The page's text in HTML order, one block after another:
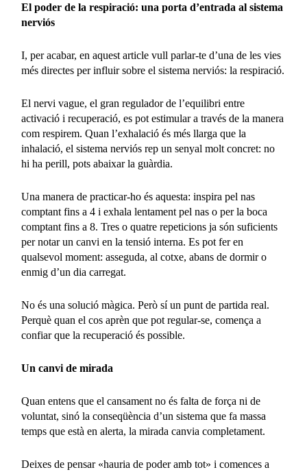
El poder de la respiració: una porta d’entrada al sistema
nerviós
I, per acabar, en aquest article vull parlar-te d’una de les vies
més directes per influir sobre el sistema nerviós: la respiració.
El nervi vague, el gran regulador de l’equilibri entre
activació i recuperació, es pot estimular a través de la manera
com respirem. Quan l’exhalació és més llarga que la
inhalació, el sistema nerviós rep un senyal molt concret: no
hi ha perill, pots abaixar la guàrdia.
Una manera de practicar-ho és aquesta: inspira pel nas
comptant fins a 4 i exhala lentament pel nas o per la boca
comptant fins a 8. Tres o quatre repeticions ja són suficients
per notar un canvi en la tensió interna. Es pot fer en
qualsevol moment: asseguda, al cotxe, abans de dormir o
enmig d’un dia carregat.
No és una solució màgica. Però sí un punt de partida real.
Perquè quan el cos aprèn que pot regular-se, comença a
confiar que la recuperació és possible.
Un canvi de mirada
Quan entens que el cansament no és falta de força ni de
voluntat, sinó la conseqüència d’un sistema que fa massa
temps que està en alerta, la mirada canvia completament.
Deixes de pensar «hauria de poder amb tot» i comences a